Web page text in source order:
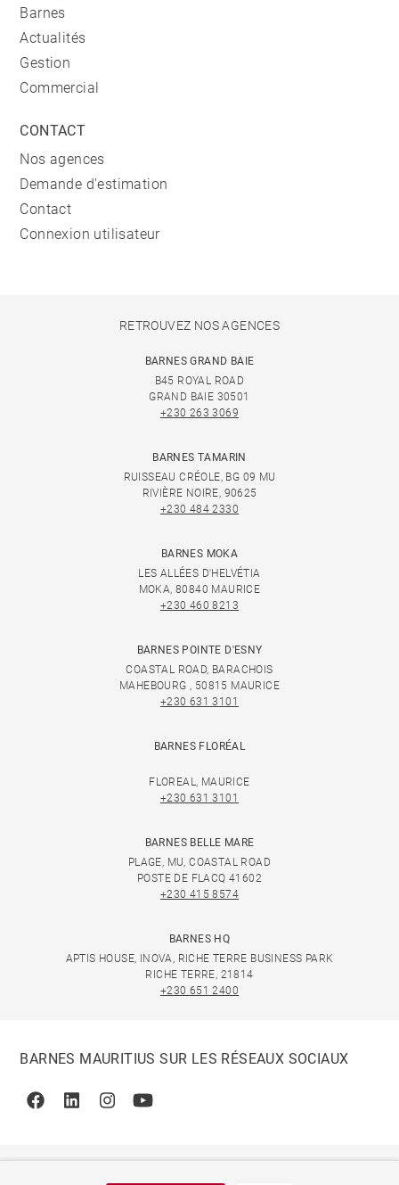
Barnes
Actualités
Gestion
Commercial
CONTACT
Nos agences
Demande d'estimation
Contact
Connexion utilisateur
RETROUVEZ NOS AGENCES
BARNES GRAND BAIE
B45 ROYAL ROAD
GRAND BAIE 30501
+230 263 3069
BARNES TAMARIN
RUISSEAU CRÉOLE, BG 09 MU
RIVIÈRE NOIRE, 90625
+230 484 2330
BARNES MOKA
LES ALLÉES D'HELVÉTIA
MOKA, 80840 MAURICE
+230 460 8213
BARNES POINTE D'ESNY
COASTAL ROAD, BARACHOIS
MAHEBOURG , 50815 MAURICE
+230 631 3101
BARNES FLORÉAL
FLOREAL, MAURICE
+230 631 3101
BARNES BELLE MARE
PLAGE, MU, COASTAL ROAD
POSTE DE FLACQ 41602
+230 415 8574
BARNES HQ
APTIS HOUSE, INOVA, RICHE TERRE BUSINESS PARK
RICHE TERRE, 21814
+230 651 2400
BARNES MAURITIUS SUR LES RÉSEAUX SOCIAUX
FacebookLinkedinInstagramYoutube